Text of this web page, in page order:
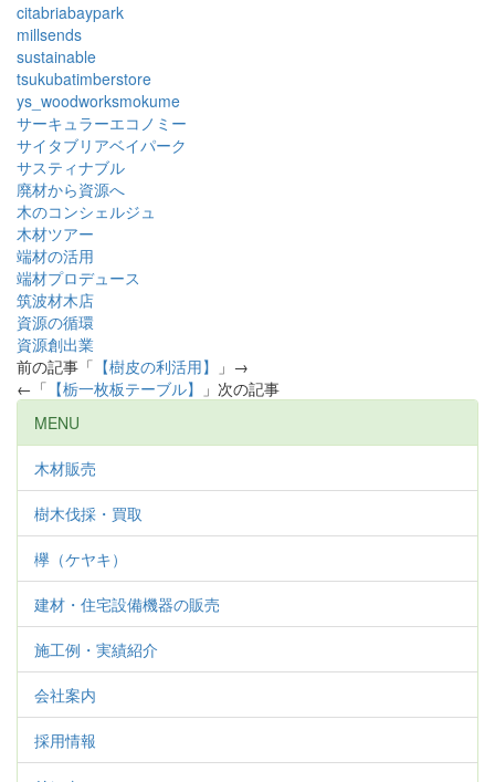
citabriabaypark
millsends
sustainable
tsukubatimberstore
ys_woodworksmokume
サーキュラーエコノミー
サイタブリアベイパーク
サスティナブル
廃材から資源へ
木のコンシェルジュ
木材ツアー
端材の活用
端材プロデュース
筑波材木店
資源の循環
資源創出業
前の記事「 【樹皮の利活用】
」→
←「 【栃一枚板テーブル】
」次の記事
MENU
木材販売
樹木伐採・買取
欅（ケヤキ）
建材・住宅設備機器の販売
施工例・実績紹介
会社案内
採用情報